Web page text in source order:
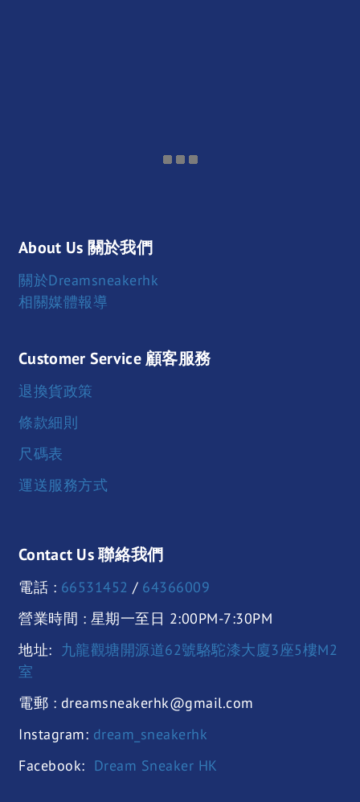
About Us 關於我們
關於Dreamsneakerhk
相關媒體報導
Customer Service 顧客服務
退換貨政策
條款細則
尺碼表
運送服務方式
Contact Us 聯絡我們
電話 : 66531452 / 64366009
營業時間 : 星期一至日 2:00PM-7:30PM
地址:
九龍觀塘開源道62號駱駝漆大廈3座5樓M2
室
電郵 : dreamsneakerhk@gmail.com
Instagram: dream_sneakerhk
Facebook: Dream Sneaker HK